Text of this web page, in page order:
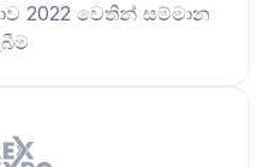
2022 වෙතින් සම්මාන